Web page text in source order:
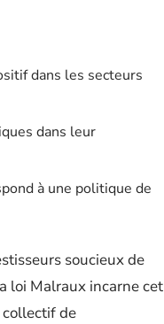
dans les secteurs
dans leur
à une politique de
soucieux de
loi Malraux incarne cet
collectif de